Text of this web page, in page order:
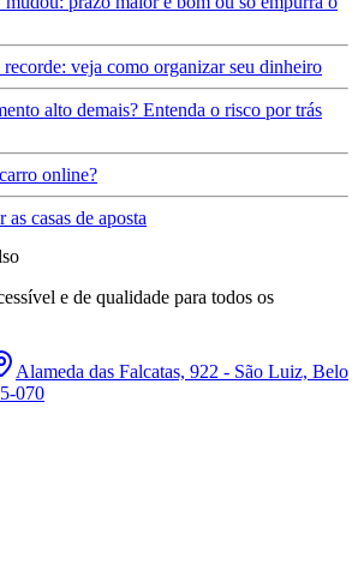
veja como organizar seu dinheiro
alto demais? Entenda o risco por trás
online?
casas de aposta
e de qualidade para todos os
Alameda das Falcatas, 922 - São Luiz, Belo
070